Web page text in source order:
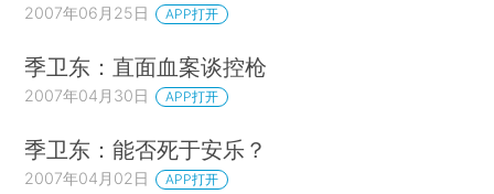
2007年06月25日 APP打开
季卫东：直面血案谈控枪
2007年04月30日 APP打开
季卫东：能否死于安乐？
2007年04月02日 APP打开